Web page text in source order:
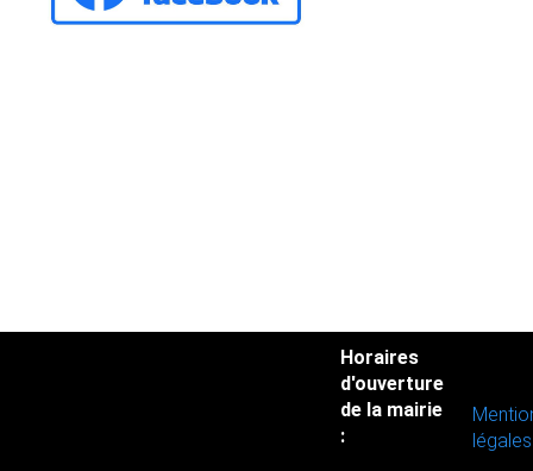
Horaires
d'ouverture
de la mairie
:
légales